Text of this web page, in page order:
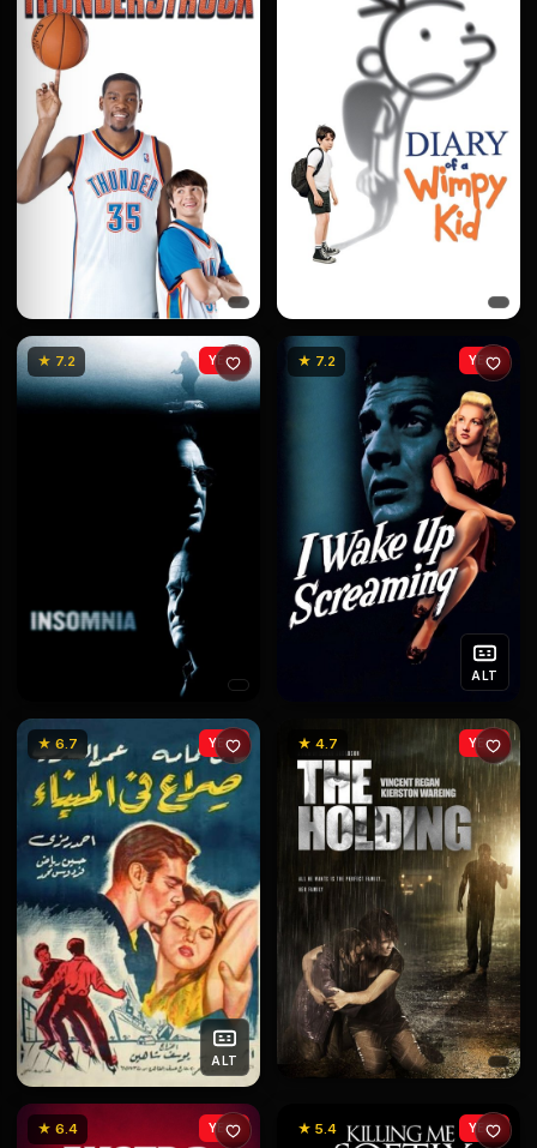
★ 7.2 YENİ ★ 7.2
ALT
YENİ
★ 6.7
ALT
YENİ ★ 4.7 YENİ
★ 6.4 YENİ ★ 5.4 YENİ